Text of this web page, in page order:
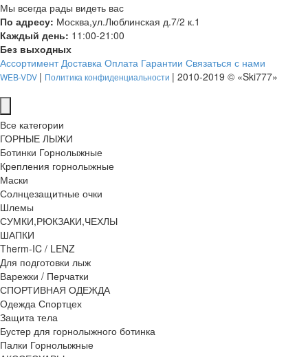
Мы всегда рады видеть вас
По адресу: Москва,ул.Люблинская д.7/2 к.1
Каждый день: 11:00-21:00
Без выходных
Ассортимент Доставка Оплата Гарантии Связаться с нами
WEB-VDV | Политика конфиденциальности | 2010-2019 © «Ski777»
Все категории
ГОРНЫЕ ЛЫЖИ
Ботинки Горнолыжные
Крепления горнолыжные
Маски
Солнцезащитные очки
Шлемы
СУМКИ,РЮКЗАКИ,ЧЕХЛЫ
ШАПКИ
Therm-IC / LENZ
Для подготовки лыж
Варежки / Перчатки
СПОРТИВНАЯ ОДЕЖДА
Одежда Спортцех
Защита тела
Бустер для горнолыжного ботинка
Палки Горнолыжные